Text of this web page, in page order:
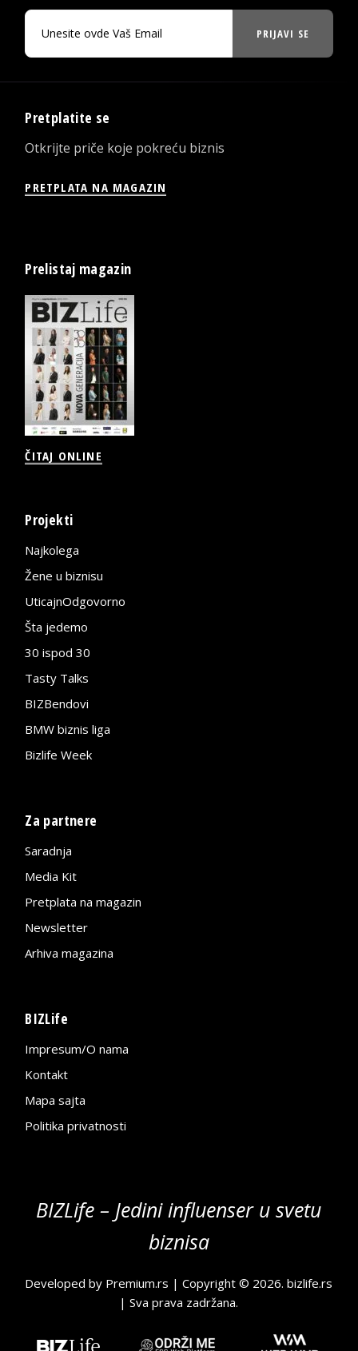
PRIJAVI SE
Pretplatite se
Otkrijte priče koje pokreću biznis
PRETPLATA NA MAGAZIN
Prelistaj magazin
ČITAJ ONLINE
Projekti
Najkolega
Žene u biznisu
UticajnOdgovorno
Šta jedemo
30 ispod 30
Tasty Talks
BIZBendovi
BMW biznis liga
Bizlife Week
Za partnere
Saradnja
Media Kit
Pretplata na magazin
Newsletter
Arhiva magazina
BIZLife
Impresum/O nama
Kontakt
Mapa sajta
Politika privatnosti
BIZLife – Jedini influenser u svetu
biznisa
Developed by Premium.rs | Copyright © 2026.bizlife.rs
| Sva prava zadržana.